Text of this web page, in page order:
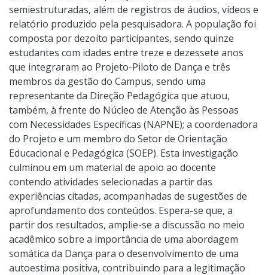
semiestruturadas, além de registros de áudios, vídeos e
relatório produzido pela pesquisadora. A população foi
composta por dezoito participantes, sendo quinze
estudantes com idades entre treze e dezessete anos
que integraram ao Projeto-Piloto de Dança e três
membros da gestão do Campus, sendo uma
representante da Direção Pedagógica que atuou,
também, à frente do Núcleo de Atenção às Pessoas
com Necessidades Específicas (NAPNE); a coordenadora
do Projeto e um membro do Setor de Orientação
Educacional e Pedagógica (SOEP). Esta investigação
culminou em um material de apoio ao docente
contendo atividades selecionadas a partir das
experiências citadas, acompanhadas de sugestões de
aprofundamento dos conteúdos. Espera-se que, a
partir dos resultados, amplie-se a discussão no meio
acadêmico sobre a importância de uma abordagem
somática da Dança para o desenvolvimento de uma
autoestima positiva, contribuindo para a legitimação